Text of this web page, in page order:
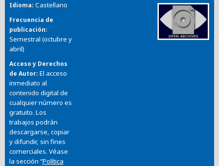
Idioma Castellano
Frecuencia de
publicación
Semestral (octubre y
abril)
Acceso y Derechos
de Autor El acceso
inmediato al
contenido digital de
cualquier número es
gratuito. Los
trabajos podrán
descargarse, copiar
y difundir, sin fines
comerciales. Véase
la sección “Política